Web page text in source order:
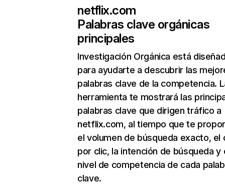
netflix.com
Palabras clave orgánicas
principales
Investigación Orgánica está
para ayudarte a descubrir las
palabras clave de la competencia.
herramienta te mostrará las
palabras clave que dirigen tráfico a
netflix.com, al tiempo que te
el volumen de búsqueda exacto, el
por clic, la intención de búsqueda y
nivel de competencia de cada
clave.